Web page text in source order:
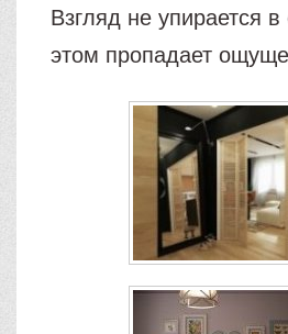
Взгляд не упирается
этом пропадает